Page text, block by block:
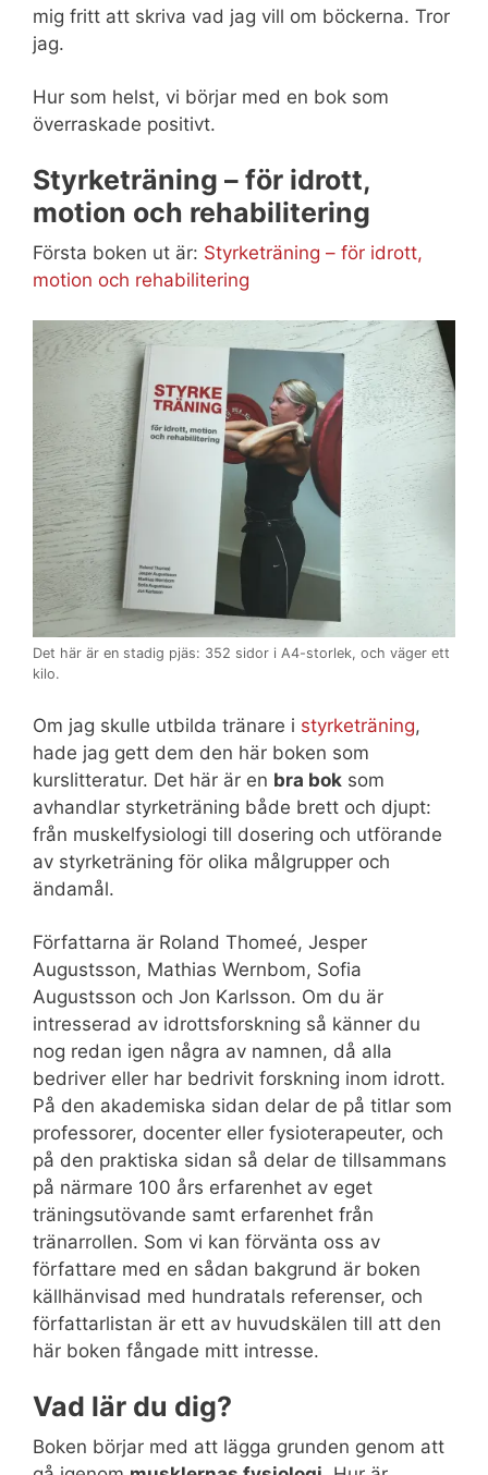
mig fritt att skriva vad jag vill om böckerna. Tror
jag.
Hur som helst, vi börjar med en bok som
överraskade positivt.
Styrketräning – för idrott,
motion och rehabilitering
Första boken ut är: Styrketräning – för idrott,
motion och rehabilitering
Det här är en stadig pjäs: 352 sidor i A4-storlek, och väger ett
kilo.
Om jag skulle utbilda tränare i styrketräning,
hade jag gett dem den här boken som
kurslitteratur. Det här är en bra bok som
avhandlar styrketräning både brett och djupt:
från muskelfysiologi till dosering och utförande
av styrketräning för olika målgrupper och
ändamål.
Författarna är Roland Thomeé, Jesper
Augustsson, Mathias Wernbom, Sofia
Augustsson och Jon Karlsson. Om du är
intresserad av idrottsforskning så känner du
nog redan igen några av namnen, då alla
bedriver eller har bedrivit forskning inom idrott.
På den akademiska sidan delar de på titlar som
professorer, docenter eller fysioterapeuter, och
på den praktiska sidan så delar de tillsammans
på närmare 100 års erfarenhet av eget
träningsutövande samt erfarenhet från
tränarrollen. Som vi kan förvänta oss av
författare med en sådan bakgrund är boken
källhänvisad med hundratals referenser, och
författarlistan är ett av huvudskälen till att den
här boken fångade mitt intresse.
Vad lär du dig?
Boken börjar med att lägga grunden genom att